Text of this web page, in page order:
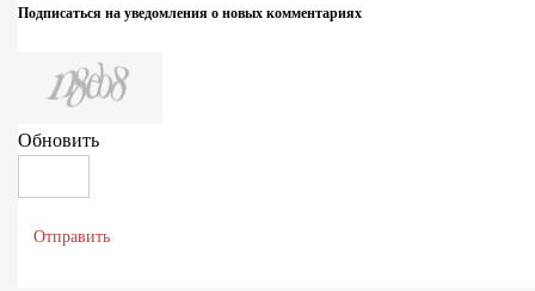
Подписаться на уведомления о новых комментариях
Обновить
Отправить